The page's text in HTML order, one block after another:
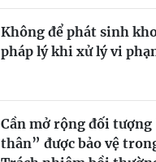
Không để phát sinh
pháp lý khi xử lý vi
Cần mở rộng đối tượng
thân” được bảo vệ